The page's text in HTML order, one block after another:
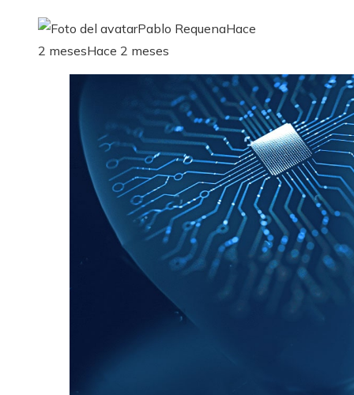
Pablo RequenaHace
2 mesesHace 2 meses